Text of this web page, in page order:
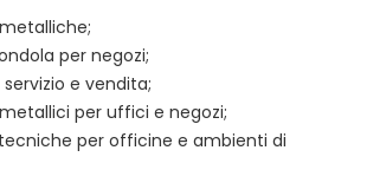
per negozi;
e vendita;
per uffici e negozi;
per officine e ambienti di